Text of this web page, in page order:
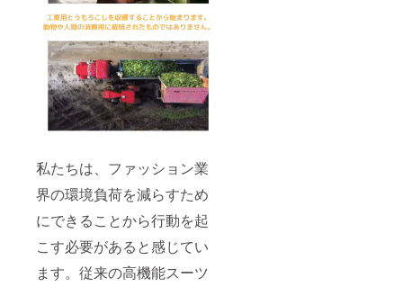
私たちは、ファッション業
界の環境負荷を減らすため
にできることから行動を起
こす必要があると感じてい
ます。従来の高機能スーツ